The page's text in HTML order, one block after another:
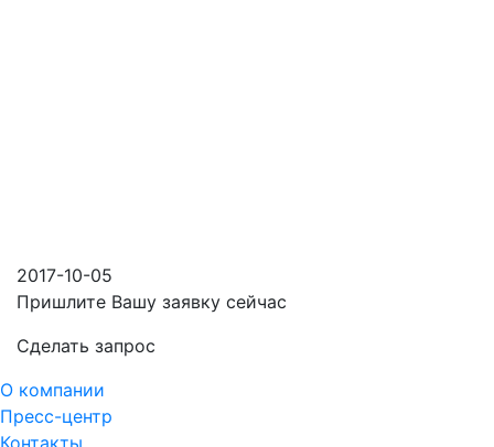
2017-10-05
Пришлите Вашу заявку сейчас
Cделать запрос
О компании
Пресс-центр
Контакты